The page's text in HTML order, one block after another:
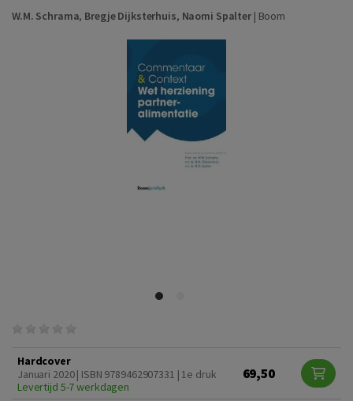
W.M. Schrama, Bregje Dijksterhuis, Naomi Spalter| Boom
Hardcover
Januari 2020 | ISBN 9789462907331 | 1e druk
Levertijd 5-7 werkdagen
69,50